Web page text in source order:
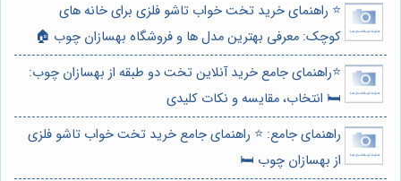
⭐️ راهنمای خرید تخت خواب تاشو فلزی برای خانه های
کوچک: معرفی بهترین مدل ها و فروشگاه بهسازان چوب 🏠
⭐️راهنمای جامع خرید آنلاین تخت دو طبقه از بهسازان چوب:
🛏️ انتخاب، مقایسه و نکات کلیدی
راهنمای جامع: ⭐️ راهنمای جامع خرید تخت خواب تاشو فلزی
از بهسازان چوب 🛏️